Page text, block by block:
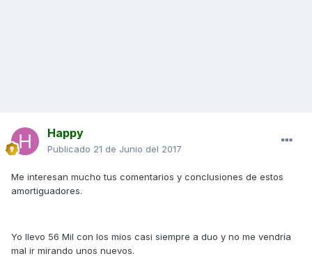
Happy
Publicado 21 de Junio del 2017
Me interesan mucho tus comentarios y conclusiones de estos
amortiguadores.
Yo llevo 56 Mil con los mios casi siempre a duo y no me vendría
mal ir mirando unos nuevos.